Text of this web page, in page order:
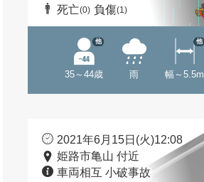
死亡(0) 負傷(1)
35～44歳
他
雨 幅～5.5m
他
2021年6月15日(火)12:08
姫路市亀山 付近
車両相互 小破事故